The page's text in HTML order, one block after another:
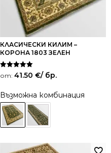
КЛАСИЧЕСКИ КИЛИМ –
КОРОНА 1803 ЗЕЛЕН
Оценено на
5.00
от: 41.50 €/ бр.
Възможна комбинация